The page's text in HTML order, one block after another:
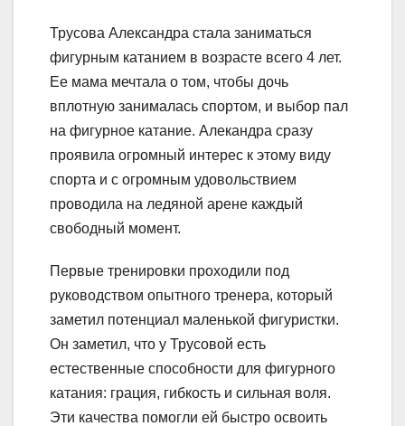
Трусова Александра стала заниматься
фигурным катанием в возрасте всего 4 лет.
Ее мама мечтала о том, чтобы дочь
вплотную занималась спортом, и выбор пал
на фигурное катание. Алекандра сразу
проявила огромный интерес к этому виду
спорта и с огромным удовольствием
проводила на ледяной арене каждый
свободный момент.
Первые тренировки проходили под
руководством опытного тренера, который
заметил потенциал маленькой фигуристки.
Он заметил, что у Трусовой есть
естественные способности для фигурного
катания: грация, гибкость и сильная воля.
Эти качества помогли ей быстро освоить